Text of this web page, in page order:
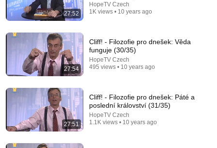
Stupně víry | Biblický týden ČS 2026 (08)
HopeTV Czech
New
326 views
27:52
HopeTV Czech
1K views • 10 years ago
27:54
Cliff! - Filozofie pro dnešek: Věda
funguje (30/35)
HopeTV Czech
495 views • 10 years ago
27:51
Cliff! - Filozofie pro dnešek: Páté a
poslední království (31/35)
HopeTV Czech
1.1K views • 10 years ago